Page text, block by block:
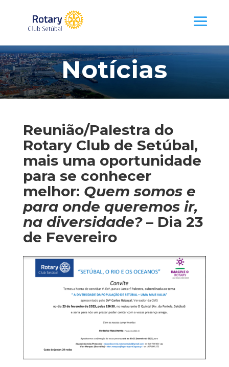
Notícias
Reunião/Palestra do
Rotary Club de Setúbal,
mais uma oportunidade
para se conhecer
melhor: Quem somos e
para onde queremos ir,
na diversidade?– Dia 23
de Fevereiro